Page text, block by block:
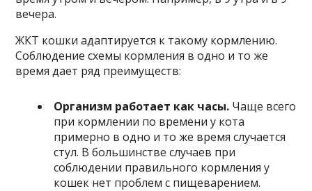
вечера.
ЖКТ кошки адаптируется к такому кормлению.
Соблюдение схемы кормления в одно и то же
время дает ряд преимуществ:
Организм работает как часы. Чаще всего
при кормлении по времени у кота
примерно в одно и то же время случается
стул. В большинстве случаев при
соблюдении правильного кормления у
кошек нет проблем с пищеварением.